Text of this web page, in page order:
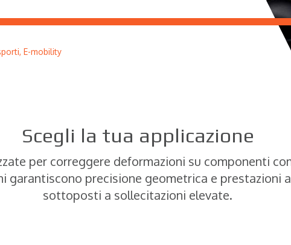
E-mobility
Scegli la tua applicazione
per correggere deformazioni su componenti
garantiscono precisione geometrica e prestazioni
sottoposti a sollecitazioni elevate.